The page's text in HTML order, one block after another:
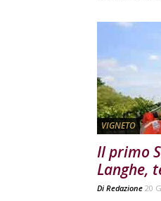
VIGNETO
Il primo
Langhe,
Di Redazione 20